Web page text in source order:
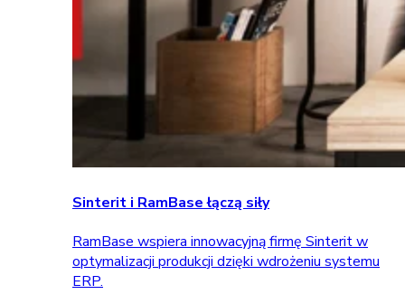
Sinterit i RamBase łączą siły
RamBase wspiera innowacyjną firmę Sinterit w
optymalizacji produkcji dzięki wdrożeniu systemu
ERP.